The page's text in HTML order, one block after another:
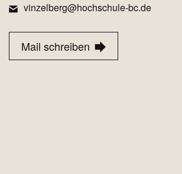
vinzelberg@hochschule-bc.de
Mail schreiben